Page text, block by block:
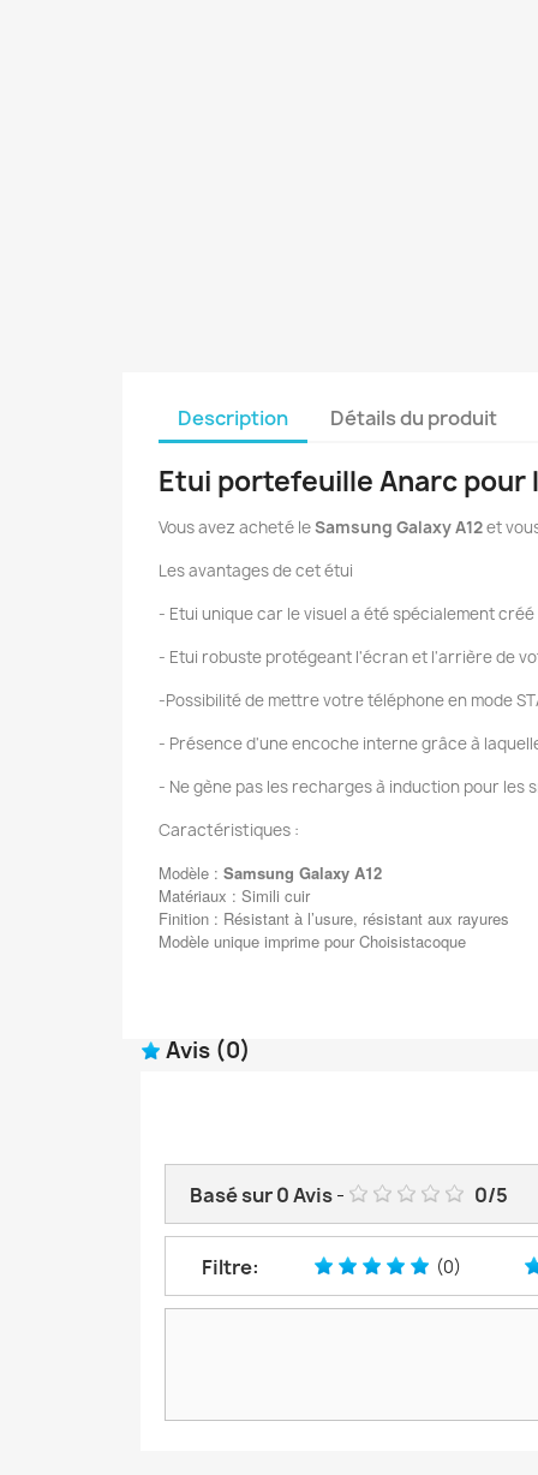
Description Détails du produit
Etui portefeuille Anarc
Vous avez acheté leSamsung Galaxy A12et
Les avantages de cet étui
- Etui unique car le visuel a été spécialement
- Etui robuste protégeant l'écran et l'arrière de
-Possibilité de mettre votre téléphone en mode
- Présence d'une encoche interne grâce à
- Ne gène pas les recharges à induction pour les
Caractéristiques :
Modèle : Samsung Galaxy A12
Matériaux : Simili cuir
Finition : Résistant à l’usure, résistant aux rayures
Modèle unique imprime pour Choisistacoque
Avis (0)
Basé sur0Avis- 0/5
Filtre: (0)